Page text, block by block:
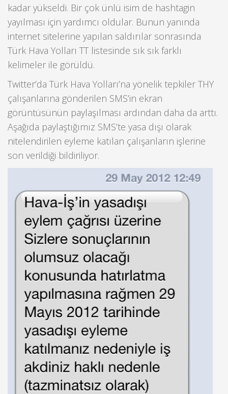
kadar yükseldi. Bir çok ünlü isim de hashtagin
yayılması için yardımcı oldular. Bunun yanında
internet sitelerine yapılan saldırılar sonrasında
Türk Hava Yolları TT listesinde sık sık farklı
kelimeler ile görüldü.
Twitter’da Türk Hava Yolları’na yönelik tepkiler THY
çalışanlarına gönderilen SMS’in ekran
görüntüsünün paylaşılması ardından daha da arttı.
Aşağıda paylaştığımız SMS’te yasa dışı olarak
nitelendirilen eyleme katılan çalışanların işlerine
son verildiği bildiriliyor.